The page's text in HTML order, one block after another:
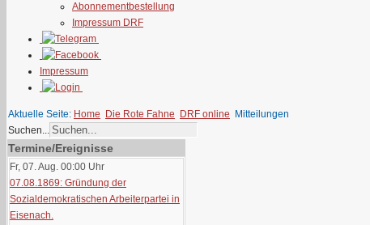
Abonnementbestellung
Impressum DRF
Impressum
Aktuelle Seite: Home Die Rote Fahne DRF online
Mitteilungen
Suchen...
Termine/Ereignisse
Fr, 07. Aug. 00:00 Uhr
07.08.1869: Gründung der
Sozialdemokratischen Arbeiterpartei in
Eisenach.